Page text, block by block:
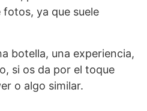
ya que suele
botella, una experiencia,
si os da por el toque
o algo similar.